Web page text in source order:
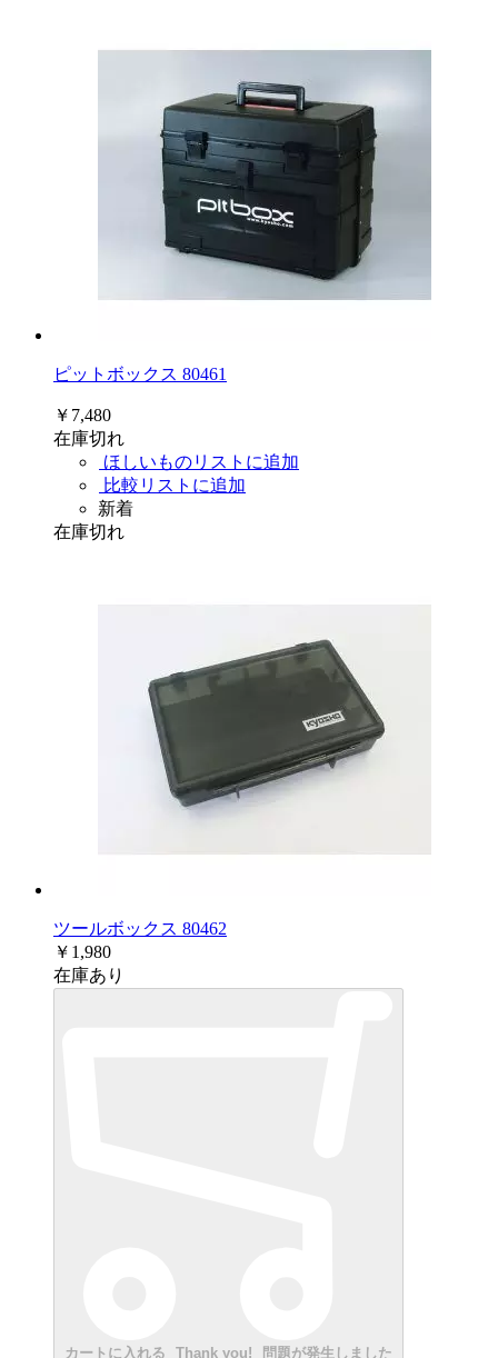
ピットボックス 80461
￥7,480
在庫切れ
ほしいものリストに追加
比較リストに追加
新着
在庫切れ
ツールボックス 80462
￥1,980
在庫あり
カートに入れる Thank you! 問題が発生しました